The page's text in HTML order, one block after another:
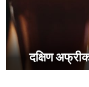
दक्षिण